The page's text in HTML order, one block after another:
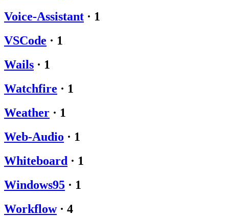
Voice-Assistant · 1
VSCode · 1
Wails · 1
Watchfire · 1
Weather · 1
Web-Audio · 1
Whiteboard · 1
Windows95 · 1
Workflow · 4